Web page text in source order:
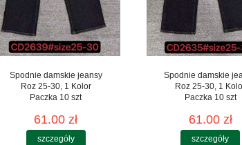
Spodnie damskie jeansy
Roz 25-30, 1 Kolor
Paczka 10 szt
61.00 zł
szczegóły
Spodnie damskie
Roz 25-30, 1
Paczka 10 szt
61.00 zł
szczegóły